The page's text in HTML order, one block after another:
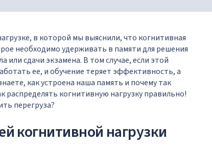
в которой мы выяснили, что когнитивная
необходимо удерживать в памяти для решения
или сдачи экзамена. В том случае, если этой
ее, и обучение теряет эффективность, а
как устроена наша память и почему так
когнитивную нагрузку правильно!
перегруза?
когнитивной нагрузки